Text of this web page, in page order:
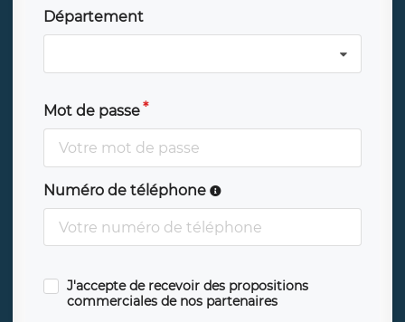
Département
Mot de passe
Numéro de téléphone
J'accepte de recevoir des propositions
commerciales de nos partenaires